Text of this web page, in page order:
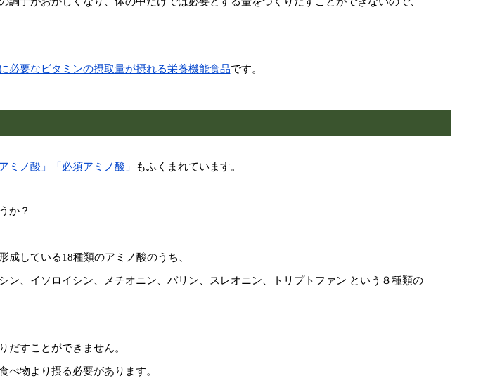
必要なビタミンの摂取量が摂れる栄養機能食品です。
アミノ酸」「必須アミノ酸」 もふくまれています。
か？
成している18種類のアミノ酸のうち、
ン、イソロイシン、メチオニン、バリン、スレオニン、トリプトファン という８種類の
だすことができません。
べ物より摂る必要があります。